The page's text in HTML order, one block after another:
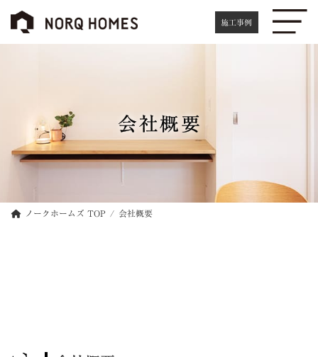
施工事例
会社概要
ノークホームズ TOP 会社概要